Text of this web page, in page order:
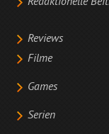
Reviews
Filme
Games
Serien